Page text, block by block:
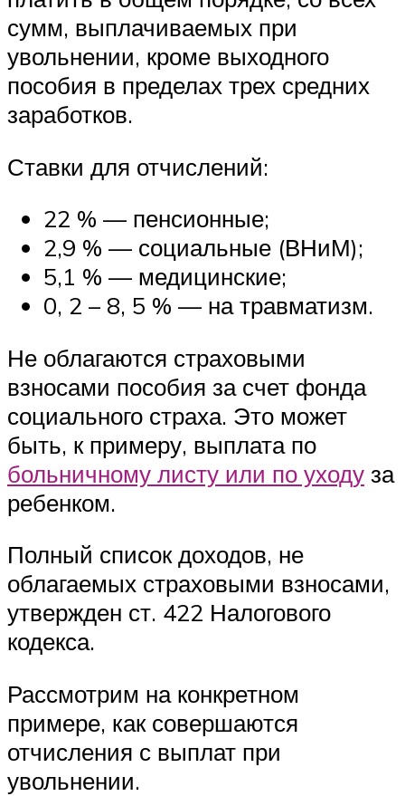
сумм, выплачиваемых при
увольнении, кроме выходного
пособия в пределах трех средних
заработков.
Ставки для отчислений:
22 % — пенсионные;
2,9 % — социальные (ВНиМ);
5,1 % — медицинские;
0, 2 – 8, 5 % — на травматизм.
Не облагаются страховыми
взносами пособия за счет фонда
социального страха. Это может
быть, к примеру, выплата по
больничному листу или по уходу за
ребенком.
Полный список доходов, не
облагаемых страховыми взносами,
утвержден ст. 422 Налогового
кодекса.
Рассмотрим на конкретном
примере, как совершаются
отчисления с выплат при
увольнении.